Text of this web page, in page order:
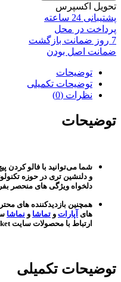
تحویل اکسپرس
پشتیبانی 24 ساعته
پرداخت در محل
7 روز ضمانت بازگشت
ضمانت اصل بودن
توضیحات
توضیحات تکمیلی
نظرات (0)
توضیحات
شما می‌توانید با فالو کردن
و دلنشین تری در حوزه
دلخواه ویژگی های منحصر
همچنین بازدیدکننده های
های آپارات و تماشا و نماشا
ارتباط با محصولات سایت Pixelemarket را پیگیری نمایند
توضیحات تکمیلی